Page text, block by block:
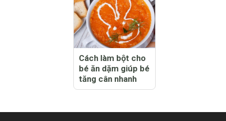
Cách làm bột cho
bé ăn dặm giúp bé
tăng cân nhanh